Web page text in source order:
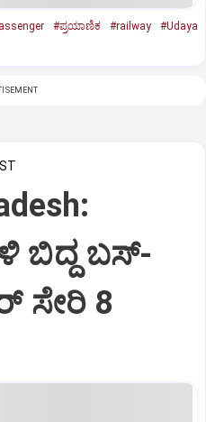
#ಪ್ರಯಾಣಿಕ #railway
#Udaya
ಬಿದ್ದ ಬಸ್-‌
ಸೇರಿ 8